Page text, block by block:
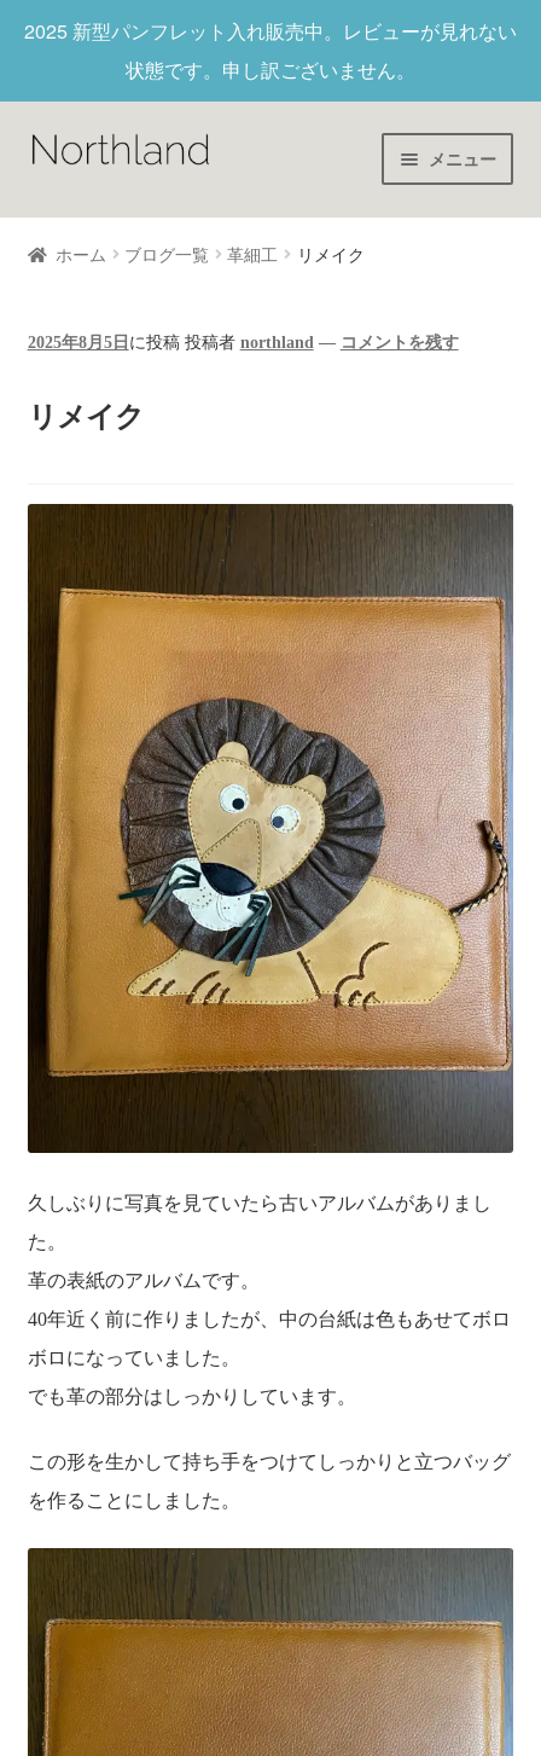
2025 新型パンフレット入れ販売中。レビューが見れない
状態です。申し訳ございません。
メニュー
Home
新作商品
アウトレット
聖書カバー
書籍カバー
パンフレット・カード入れ
聖句プレート
ブログ
会員ページ
お買い物カゴ
ホーム ブログ一覧 革細工 リメイク
2025年8月5日 に投稿 投稿者 northland — コメントを残す
リメイク
久しぶりに写真を見ていたら古いアルバムがありまし
た。
革の表紙のアルバムです。
40年近く前に作りましたが、中の台紙は色もあせてボロ
ボロになっていました。
でも革の部分はしっかりしています。
この形を生かして持ち手をつけてしっかりと立つバッグ
を作ることにしました。